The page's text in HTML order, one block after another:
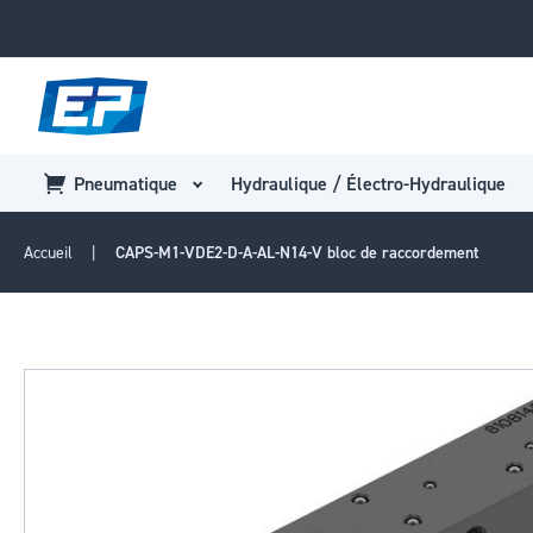
Pneumatique Hydraulique / Électro-Hydraulique
Accueil CAPS-M1-VDE2-D-A-AL-N14-V bloc de raccordement